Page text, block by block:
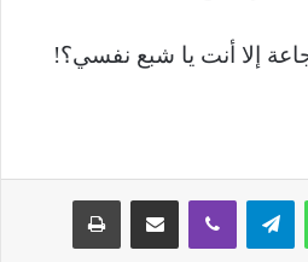
إلا أنت يا شبع نفسي؟!
واتسابتيلقرامڤايبر مشاركة عبر البريد طباعة